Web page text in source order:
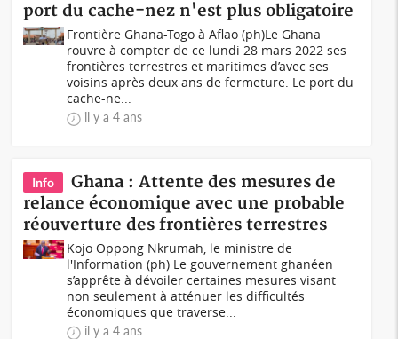
port du cache-nez n'est plus obligatoire
Frontière Ghana-Togo à Aflao (ph)Le Ghana
rouvre à compter de ce lundi 28 mars 2022 ses
frontières terrestres et maritimes d’avec ses
voisins après deux ans de fermeture. Le port du
cache-ne...
il y a 4 ans
Info
Ghana : Attente des mesures de
relance économique avec une probable
réouverture des frontières terrestres
Kojo Oppong Nkrumah, le ministre de
l'Information (ph) Le gouvernement ghanéen
s’apprête à dévoiler certaines mesures visant
non seulement à atténuer les difficultés
économiques que traverse...
il y a 4 ans